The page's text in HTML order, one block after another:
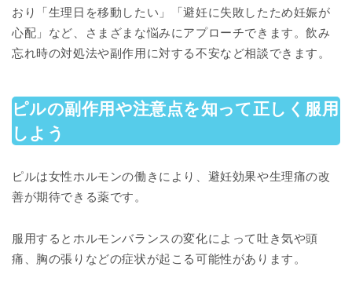
おり「生理日を移動したい」「避妊に失敗したため妊娠が
心配」など、さまざまな悩みにアプローチできます。飲み
忘れ時の対処法や副作用に対する不安など相談できます。
ピルの副作用や注意点を知って正しく服用
しよう
ピルは女性ホルモンの働きにより、避妊効果や生理痛の改
善が期待できる薬です。
服用するとホルモンバランスの変化によって吐き気や頭
痛、胸の張りなどの症状が起こる可能性があります。